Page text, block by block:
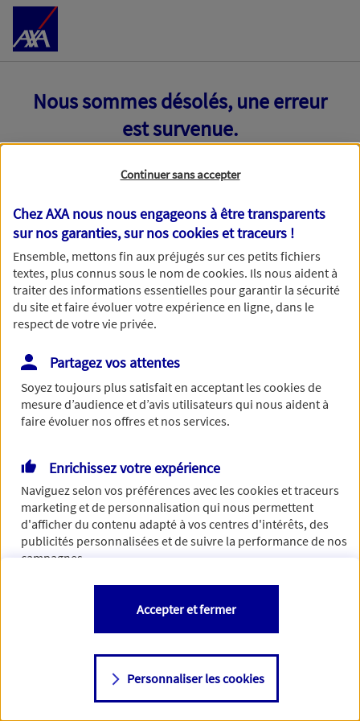
Accéder au Contenu
Nous sommes désolés, une erreur
est survenue.
Toutes nos excuses, une erreur technique nous empêche
de traiter votre demande. N'hésitez pas à rafraichir ce
formulaire dans quelques minutes.
Si besoin, vous pouvez nous joindre via notre page de
contact.
> Nous contacter
Continuer sans accepter
Chez AXA nous nous engageons à être transparents
sur nos garanties, sur noscookies et traceurs !
Ensemble, mettons fin aux préjugés sur ces petits fichiers
textes, plus connus sous le nom decookies. Ils nous aident à
traiter des informations essentielles pour garantir la sécurité
du site et faire évoluer votre expérience en ligne, dans le
respect de votre vie privée.
Partagez vos attentes
Soyez toujours plus satisfait en acceptant lescookiesde
mesure d’audience et d’avis utilisateurs qui nous aident à
faire évoluer nos offres et nos services.
Enrichissez votre expérience
Naviguez selon vos préférences avec lescookies et traceurs
marketing et de personnalisation qui nous permettent
d'afficher du contenu adapté à vos centres d'intérêts, des
publicités personnalisées et de suivre la performance de nos
campagnes.
Vous êtes libre de les accepter, de les refuser comme de
changer d'avis à tout moment en allant sur
Consulter notre politique decookies
Personnaliser les cookies
Accepter et fermer